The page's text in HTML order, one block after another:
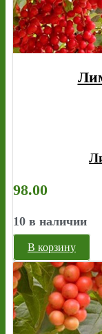
98.00
10 в наличии
В корзину